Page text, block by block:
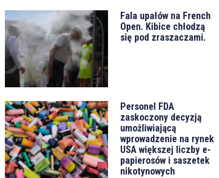
Fala upałów na French
Open. Kibice chłodzą
się pod zraszaczami.
Personel FDA
zaskoczony decyzją
umożliwiającą
wprowadzenie na rynek
USA większej liczby e-
papierosów i saszetek
nikotynowych